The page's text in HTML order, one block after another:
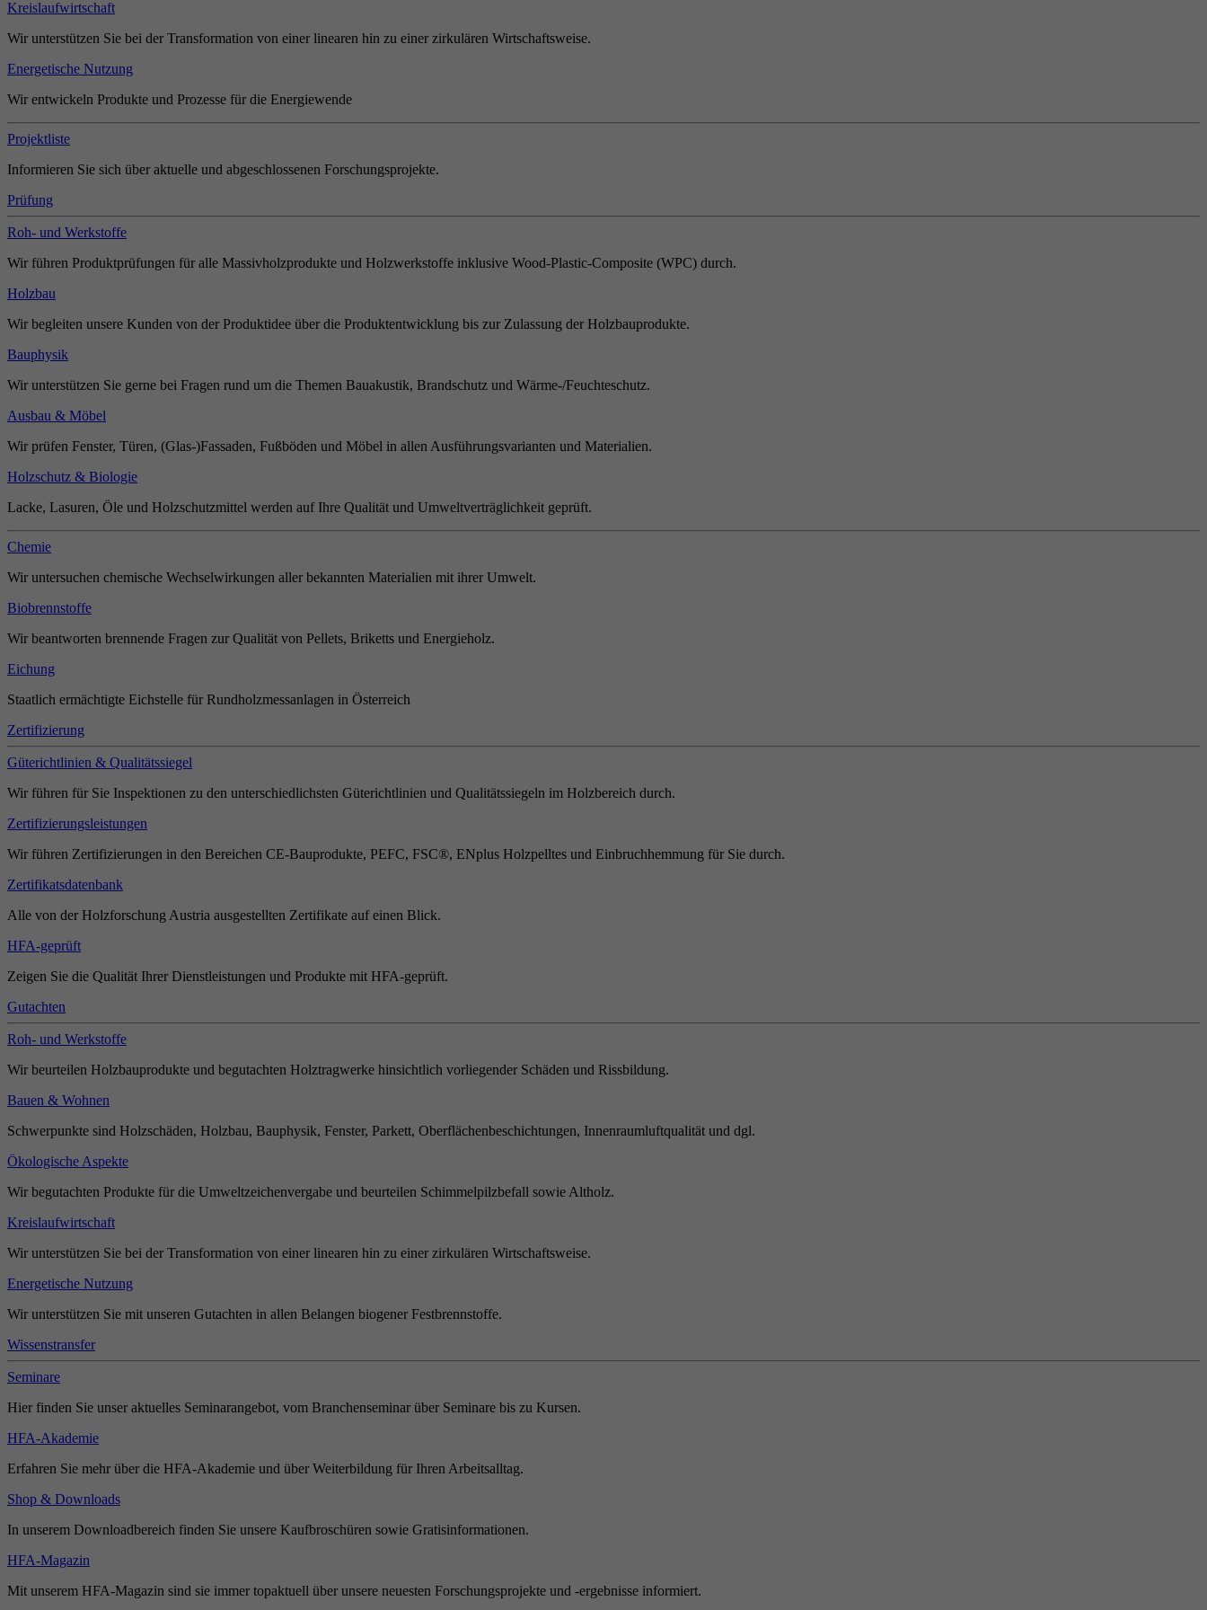
Kreislaufwirtschaft
Wir unterstützen Sie bei der Transformation von einer linearen hin zu einer zirkulären Wirtschaftsweise.
Energetische Nutzung
Wir entwickeln Produkte und Prozesse für die Energiewende
Projektliste
Informieren Sie sich über aktuelle und abgeschlossenen Forschungsprojekte.
Prüfung
Roh- und Werkstoffe
Wir führen Produktprüfungen für alle Massivholzprodukte und Holzwerkstoffe inklusive Wood-Plastic-Composite (WPC) durch.
Holzbau
Wir begleiten unsere Kunden von der Produktidee über die Produktentwicklung bis zur Zulassung der Holzbauprodukte.
Bauphysik
Wir unterstützen Sie gerne bei Fragen rund um die Themen Bauakustik, Brandschutz und Wärme-/Feuchteschutz.
Ausbau & Möbel
Wir prüfen Fenster, Türen, (Glas-)Fassaden, Fußböden und Möbel in allen Ausführungsvarianten und Materialien.
Holzschutz & Biologie
Lacke, Lasuren, Öle und Holzschutzmittel werden auf Ihre Qualität und Umweltverträglichkeit geprüft.
Chemie
Wir untersuchen chemische Wechselwirkungen aller bekannten Materialien mit ihrer Umwelt.
Biobrennstoffe
Wir beantworten brennende Fragen zur Qualität von Pellets, Briketts und Energieholz.
Eichung
Staatlich ermächtigte Eichstelle für Rundholzmessanlagen in Österreich
Zertifizierung
Güterichtlinien & Qualitätssiegel
Wir führen für Sie Inspektionen zu den unterschiedlichsten Güterichtlinien und Qualitätssiegeln im Holzbereich durch.
Zertifizierungsleistungen
Wir führen Zertifizierungen in den Bereichen CE-Bauprodukte, PEFC, FSC®, ENplus Holzpelltes und Einbruchhemmung für Sie durch.
Zertifikatsdatenbank
Alle von der Holzforschung Austria ausgestellten Zertifikate auf einen Blick.
HFA-geprüft
Zeigen Sie die Qualität Ihrer Dienstleistungen und Produkte mit HFA-geprüft.
Gutachten
Roh- und Werkstoffe
Wir beurteilen Holzbauprodukte und begutachten Holztragwerke hinsichtlich vorliegender Schäden und Rissbildung.
Bauen & Wohnen
Schwerpunkte sind Holzschäden, Holzbau, Bauphysik, Fenster, Parkett, Oberflächenbeschichtungen, Innenraumluftqualität und dgl.
Ökologische Aspekte
Wir begutachten Produkte für die Umweltzeichenvergabe und beurteilen Schimmelpilzbefall sowie Altholz.
Kreislaufwirtschaft
Wir unterstützen Sie bei der Transformation von einer linearen hin zu einer zirkulären Wirtschaftsweise.
Energetische Nutzung
Wir unterstützen Sie mit unseren Gutachten in allen Belangen biogener Festbrennstoffe.
Wissenstransfer
Seminare
Hier finden Sie unser aktuelles Seminarangebot, vom Branchenseminar über Seminare bis zu Kursen.
HFA-Akademie
Erfahren Sie mehr über die HFA-Akademie und über Weiterbildung für Ihren Arbeitsalltag.
Shop & Downloads
In unserem Downloadbereich finden Sie unsere Kaufbroschüren sowie Gratisinformationen.
HFA-Magazin
Mit unserem HFA-Magazin sind sie immer topaktuell über unsere neuesten Forschungsprojekte und -ergebnisse informiert.